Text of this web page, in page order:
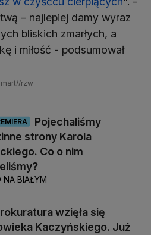
– najlepiej damy wyraz
bliskich zmarłych, a
i miłość - podsumował
rzw
Pojechaliśmy
strony Karola
Co o nim
NA BIAŁYM
wzięła się
Kaczyńskiego. Już